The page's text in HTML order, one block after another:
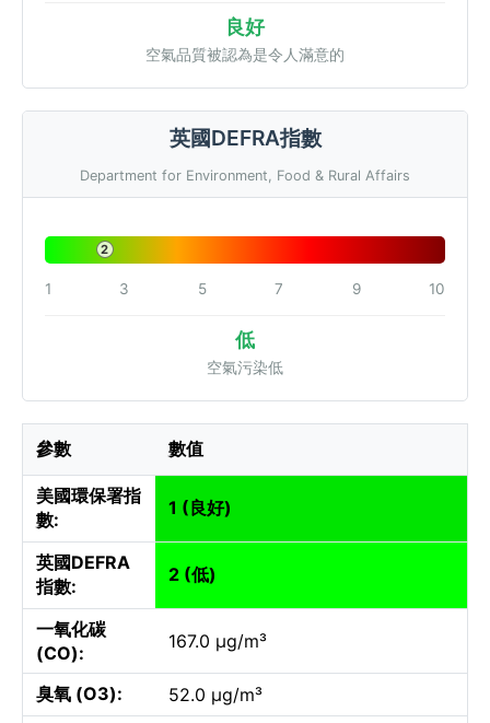
良好
空氣品質被認為是令人滿意的
英國DEFRA指數
Department for Environment, Food & Rural Affairs
2
1 3 5 7 9 10
低
空氣污染低
參數 數值
美國環保署指
數:
1 (良好)
英國DEFRA
指數:
2 (低)
一氧化碳
(CO):
167.0 µg/m³
臭氧 (O3):
52.0 µg/m³